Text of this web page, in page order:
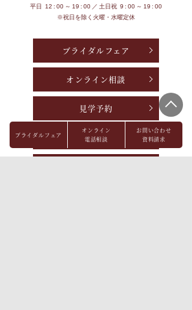
平日 12 : 00 ～ 19 : 00 ／ 土日祝 9 : 00 ～ 19 : 00
※祝日を除く火曜・水曜定休
ブライダルフェア
オンライン相談
見学予約
資料請求
ブライダルフェア
オンライン
電話相談
お問い合わせ
資料請求